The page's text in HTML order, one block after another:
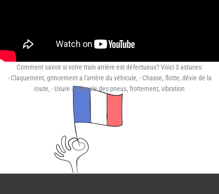
Comment savoir si votre train arrière est défectueux? Voici 3 astuces:
- Claquement, grincement a l'arrière du véhicule, - Chasse, flotte, dévie de la
route, - Usure anormale des pneus, frottement, vibration